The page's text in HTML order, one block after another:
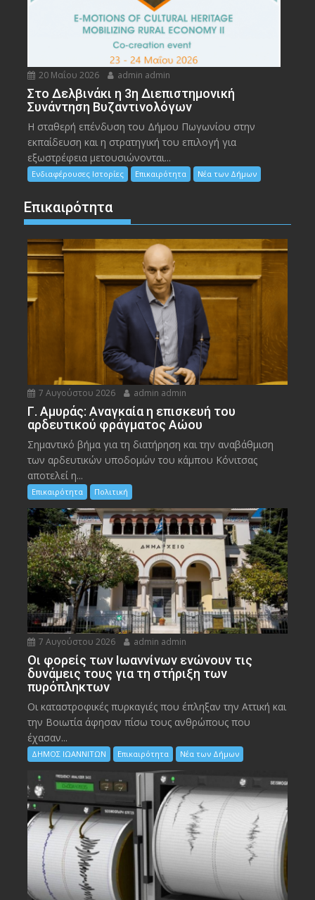
20 Μαΐου 2026 admin admin
Στο Δελβινάκι η 3η Διεπιστημονική
Συνάντηση Βυζαντινολόγων
Η σταθερή επένδυση του Δήμου Πωγωνίου στην
εκπαίδευση και η στρατηγική του επιλογή για
εξωστρέφεια μετουσιώνονται...
Ενδιαφέρουσες Ιστορίες Επικαιρότητα Νέα των Δήμων
Επικαιρότητα
7 Αυγούστου 2026 admin admin
Γ. Αμυράς: Αναγκαία η επισκευή του
αρδευτικού φράγματος Αώου
Σημαντικό βήμα για τη διατήρηση και την αναβάθμιση
των αρδευτικών υποδομών του κάμπου Κόνιτσας
αποτελεί η...
Επικαιρότητα Πολιτική
7 Αυγούστου 2026 admin admin
Οι φορείς των Ιωαννίνων ενώνουν τις
δυνάμεις τους για τη στήριξη των
πυρόπληκτων
Οι καταστροφικές πυρκαγιές που έπληξαν την Αττική και
την Bοιωτία άφησαν πίσω τους ανθρώπους που
έχασαν...
ΔΗΜΟΣ ΙΩΑΝΝΙΤΩΝ Επικαιρότητα Νέα των Δήμων